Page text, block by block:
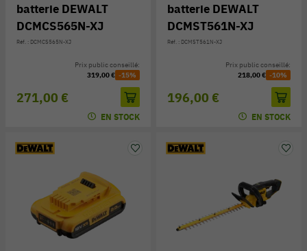
batterie DEWALT
DCMCS565N-XJ
Réf. : DCMCS565N-XJ
271,00 €
Prix public conseillé:
319,00 € -15%
EN STOCK
batterie DEWALT
DCMST561N-XJ
Réf. : DCMST561N-XJ
196,00 €
Prix public conseillé:
218,00 € -10%
EN STOCK